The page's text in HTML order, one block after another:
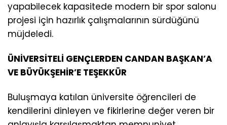
yapabilecek kapasitede modern bir spor salonu
projesi için hazırlık çalışmalarının sürdüğünü
müjdeledi.
ÜNİVERSİTELİ GENÇLERDEN CANDAN BAŞKAN’A
VE BÜYÜKŞEHİR’E TEŞEKKÜR
Buluşmaya katılan üniversite öğrencileri de
kendilerini dinleyen ve fikirlerine değer veren bir